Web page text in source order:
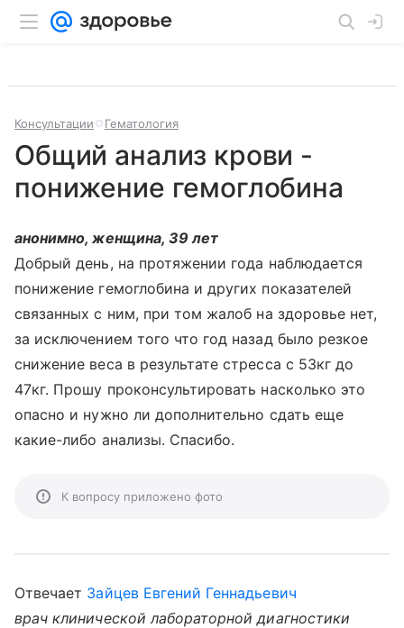
Консультации Гематология
Общий анализ крови -
понижение гемоглобина
анонимно, женщина, 39 лет
Добрый день, на протяжении года наблюдается
понижение гемоглобина и других показателей
связанных с ним, при том жалоб на здоровье нет,
за исключением того что год назад было резкое
снижение веса в результате стресса с 53кг до
47кг. Прошу проконсультировать насколько это
опасно и нужно ли дополнительно сдать еще
какие-либо анализы. Спасибо.
К вопросу приложено фото
Отвечает Зайцев Евгений Геннадьевич
врач клинической лабораторной диагностики